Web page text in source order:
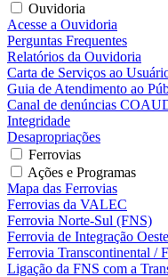
Ouvidoria
Acesse a Ouvidoria
Perguntas Frequentes
Relatórios da Ouvidoria
Carta de Serviços ao
Guia de Atendimento ao
Canal de denúncias
Integridade
Desapropriações
Ferrovias
Ações e Programas
Mapa das Ferrovias
Ferrovias da VALEC
Ferrovia Norte-Sul (FNS)
Ferrovia de Integração
Ferrovia Transcontinental /
Ligação da FNS com a